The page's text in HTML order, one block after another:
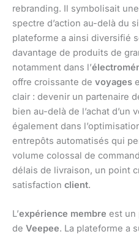
rebranding. Il symbolisait
spectre d’action au-delà du
plateforme a ainsi diversifié
davantage de produits de
notamment dans l’
offre croissante de voyages
clair : devenir un partenaire
bien au-delà de l’achat d’un
également dans
entrepôts automatisés qui
volume colossal de
délais de livraison, un point
satisfaction client.
L’expérience membre est un
de Veepee. La plateforme a